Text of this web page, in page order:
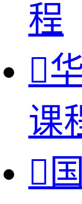
程

课
